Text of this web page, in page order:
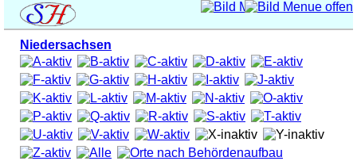
Niedersachsen